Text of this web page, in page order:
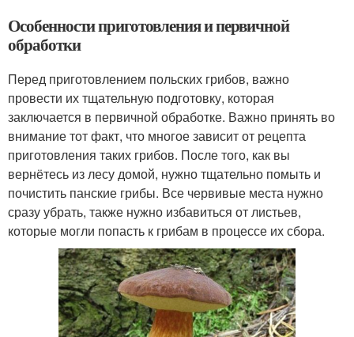
Особенности приготовления и первичной
обработки
Перед приготовлением польских грибов, важно
провести их тщательную подготовку, которая
заключается в первичной обработке. Важно принять во
внимание тот факт, что многое зависит от рецепта
приготовления таких грибов. После того, как вы
вернётесь из лесу домой, нужно тщательно помыть и
почистить панские грибы. Все червивые места нужно
сразу убрать, также нужно избавиться от листьев,
которые могли попасть к грибам в процессе их сбора.